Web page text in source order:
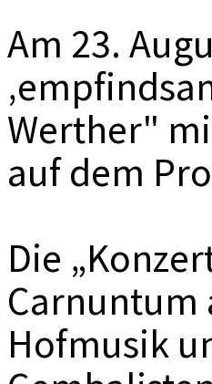
Am 23.
Werther"
auf dem
Die
Carnuntum
Hofmusik